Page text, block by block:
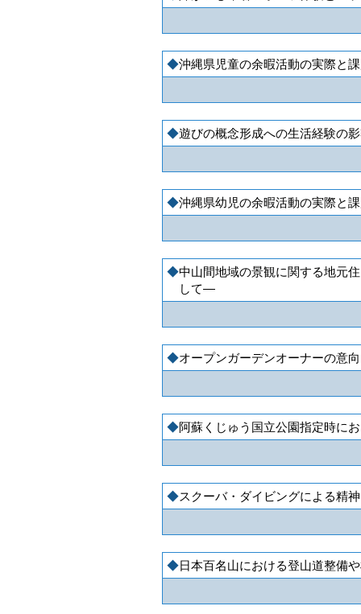
沖縄県児童の余暇活動の実際と
遊びの概念形成への生活経験の
沖縄県幼児の余暇活動の実際と
中山間地域の景観に関する地元
して―
オープンガーデンオーナーの意
阿蘇くじゅう国立公園指定時に
スクーバ・ダイビングによる精
日本百名山における登山道整備